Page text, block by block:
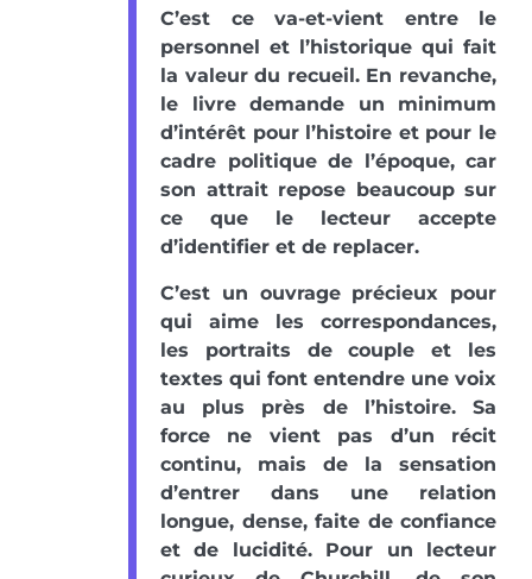
C’est ce va-et-vient entre le
personnel et l’historique qui fait
la valeur du recueil. En revanche,
le livre demande un minimum
d’intérêt pour l’histoire et pour le
cadre politique de l’époque, car
son attrait repose beaucoup sur
ce que le lecteur accepte
d’identifier et de replacer.
C’est un ouvrage précieux pour
qui aime les correspondances,
les portraits de couple et les
textes qui font entendre une voix
au plus près de l’histoire. Sa
force ne vient pas d’un récit
continu, mais de la sensation
d’entrer dans une relation
longue, dense, faite de confiance
et de lucidité. Pour un lecteur